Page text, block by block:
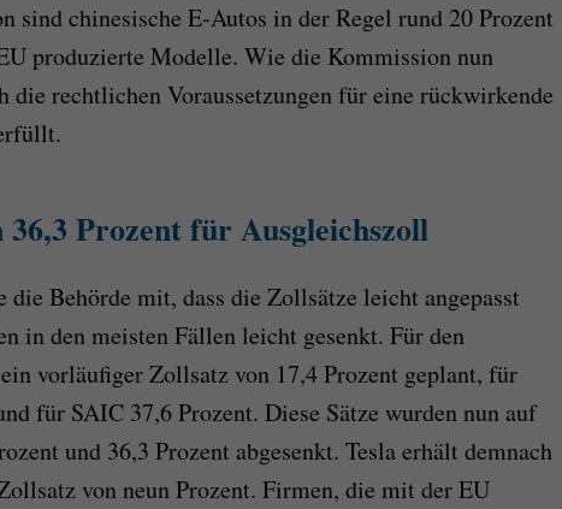
sind chinesische E-Autos in der Regel rund 20 Prozent
produzierte Modelle. Wie die Kommission nun
die rechtlichen Voraussetzungen für eine rückwirkende
36,3 Prozent für Ausgleichszoll
die Behörde mit, dass die Zollsätze leicht angepasst
in den meisten Fällen leicht gesenkt. Für den
vorläufiger Zollsatz von 17,4 Prozent geplant, für
für SAIC 37,6 Prozent. Diese Sätze wurden nun auf
und 36,3 Prozent abgesenkt. Tesla erhält demnach
von neun Prozent. Firmen, die mit der EU